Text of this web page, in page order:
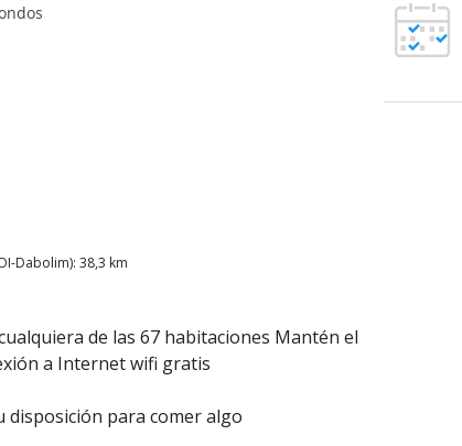
Dabolim): 38,3 km
de las 67 habitaciones Mantén el
a Internet wifi gratis
para comer algo